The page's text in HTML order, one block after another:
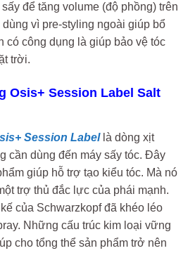
để tăng volume (độ phồng) trên
vì pre-styling ngoài giúp bổ
có công dụng là giúp bảo vệ tóc
trời.
Osis+ Session Label Salt
Session Labellà dòng xịt
cần dùng đến máy sấy tóc. Đây
giúp hỗ trợ tạo kiểu tóc. Mà nó
trợ thủ đắc lực của phái mạnh.
của Schwarzkopf đã khéo léo
Những cấu trúc kim loại vững
cho tổng thể sản phẩm trở nên